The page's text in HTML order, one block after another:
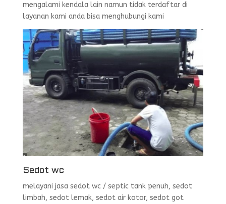
mengalami kendala lain namun tidak terdaftar di
layanan kami anda bisa menghubungi kami
Sedot wc
melayani jasa sedot wc / septic tank penuh, sedot
limbah, sedot lemak, sedot air kotor, sedot got